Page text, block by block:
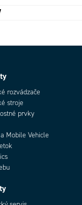
cart row
rozvádzače
stroje
prvky
Mobile Vehicle